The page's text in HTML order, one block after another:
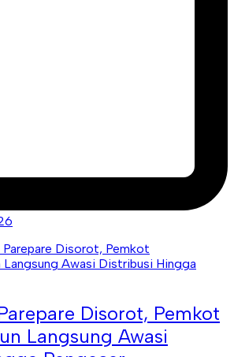
Disorot, Pemkot
Langsung Awasi